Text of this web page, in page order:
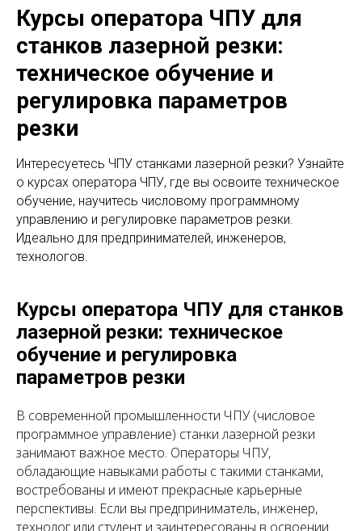
Курсы оператора ЧПУ для
станков лазерной резки:
техническое обучение и
регулировка параметров
резки
Интересуетесь ЧПУ станками лазерной резки? Узнайте
о курсах оператора ЧПУ, где вы освоите техническое
обучение, научитесь числовому программному
управлению и регулировке параметров резки.
Идеально для предпринимателей, инженеров,
технологов.
Курсы оператора ЧПУ для станков
лазерной резки: техническое
обучение и регулировка
параметров резки
В современной промышленности ЧПУ (числовое
программное управление) станки лазерной резки
занимают важное место. Операторы ЧПУ,
обладающие навыками работы с такими станками,
востребованы и имеют прекрасные карьерные
перспективы. Если вы предприниматель, инженер,
технолог или студент и заинтересованы в освоении